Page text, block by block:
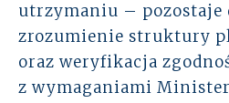
Case
Baza
utrzymaniu – pozostaje
zrozumienie struktury
oraz weryfikacja
z wymaganiami